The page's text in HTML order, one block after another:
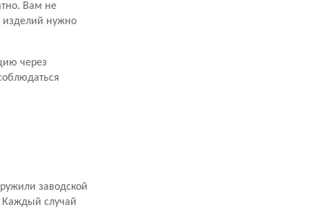
Вам не
изделий нужно
через
заводской
Каждый случай